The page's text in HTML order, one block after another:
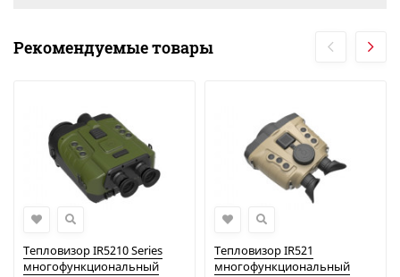
Рекомендуемые товары
Тепловизор IR5210 Series
многофункциональный
Тепловизор IR521
многофункциональный